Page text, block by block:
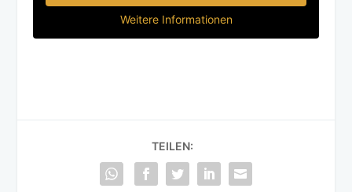
Weitere Informationen
TEILEN: